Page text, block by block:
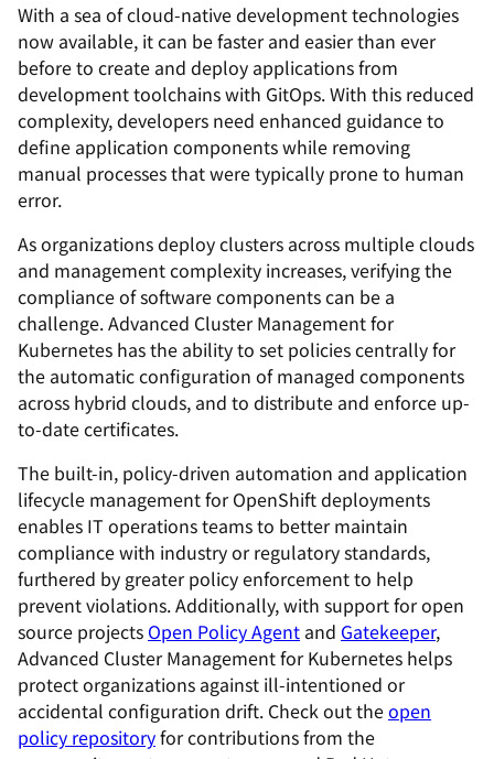
With a sea of cloud-native development technologies
now available, it can be faster and easier than ever
before to create and deploy applications from
development toolchains with GitOps. With this reduced
complexity, developers need enhanced guidance to
define application components while removing
manual processes that were typically prone to human
error.
As organizations deploy clusters across multiple clouds
and management complexity increases, verifying the
compliance of software components can be a
challenge. Advanced Cluster Management for
Kubernetes has the ability to set policies centrally for
the automatic configuration of managed components
across hybrid clouds, and to distribute and enforce up-
to-date certificates.
The built-in, policy-driven automation and application
lifecycle management for OpenShift deployments
enables IT operations teams to better maintain
compliance with industry or regulatory standards,
furthered by greater policy enforcement to help
prevent violations. Additionally, with support for open
source projects Open Policy Agent and Gatekeeper,
Advanced Cluster Management for Kubernetes helps
protect organizations against ill-intentioned or
accidental configuration drift. Check out theopen
policy repositoryfor contributions from the